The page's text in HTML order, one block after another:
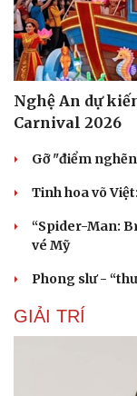
Nghệ An dự
Carnival 2026
Gỡ "điểm
Tinh hoa võ
“Spider-Man:
vé Mỹ
Phong slư -
GIẢI TRÍ